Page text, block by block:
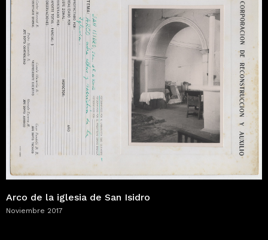
Arco de la iglesia de San Isidro
Noviembre 2017